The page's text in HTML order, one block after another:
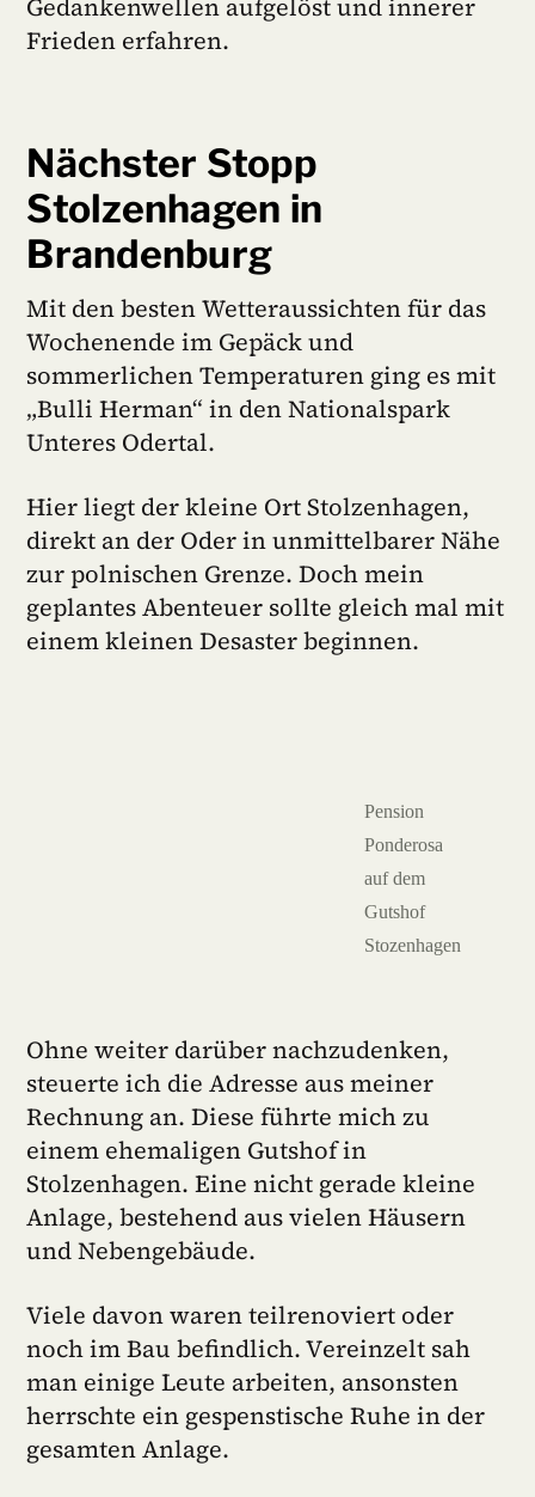
Gedankenwellen aufgelöst und innerer
Frieden erfahren.
Nächster Stopp
Stolzenhagen in
Brandenburg
Mit den besten Wetteraussichten für das
Wochenende im Gepäck und
sommerlichen Temperaturen ging es mit
„Bulli Herman“ in den Nationalspark
Unteres Odertal.
Hier liegt der kleine Ort Stolzenhagen,
direkt an der Oder in unmittelbarer Nähe
zur polnischen Grenze. Doch mein
geplantes Abenteuer sollte gleich mal mit
einem kleinen Desaster beginnen.
Pension
Ponderosa
auf dem
Gutshof
Stozenhagen
Ohne weiter darüber nachzudenken,
steuerte ich die Adresse aus meiner
Rechnung an. Diese führte mich zu
einem ehemaligen Gutshof in
Stolzenhagen. Eine nicht gerade kleine
Anlage, bestehend aus vielen Häusern
und Nebengebäude.
Viele davon waren teilrenoviert oder
noch im Bau befindlich. Vereinzelt sah
man einige Leute arbeiten, ansonsten
herrschte ein gespenstische Ruhe in der
gesamten Anlage.